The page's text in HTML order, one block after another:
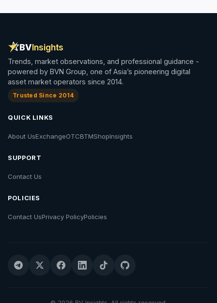
BVInsights
Trends, market observations, and professional guidance -
powered by BVN Group, one of Asia’s pioneering digital
asset market operators since 2014.
Trusted Since 2014
QUICK LINKS
About UsExchangeOTCBTMShopInsights
SUPPORT
Contact Us
POLICIES
Contact UsPrivacy PolicyPolicies